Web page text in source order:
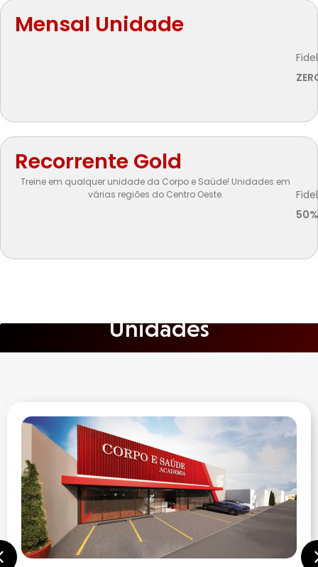
Mensal Unidade
Recorrente Gold
Treine em qualquer unidade da Corpo e Saúde! Unidades em
várias regiões do Centro Oeste.
50%
Unidades